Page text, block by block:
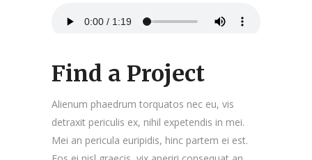
Find a Project
Alienum phaedrum torquatos nec eu, vis
detraxit periculis ex, nihil expetendis in mei.
Mei an pericula euripidis, hinc partem ei est.